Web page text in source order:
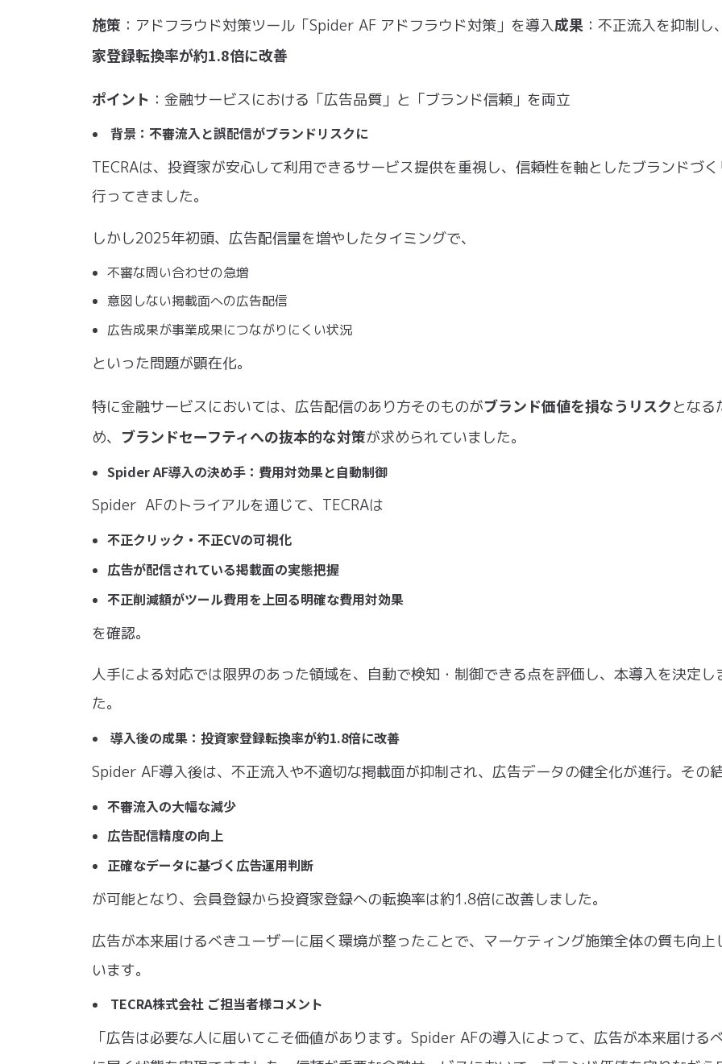
施策 ：アドフラウド対策ツール「Spider AF アドフラウド対策」を導⼊成果：不正流⼊を抑制し
家登録転換率が約1.8倍に改善
ポイント ：⾦融サービスにおける「広告品質」と「ブランド信頼」を両⽴
​背景：不審流⼊と誤配信がブランドリスクに
TECRAは、投資家が安⼼して利⽤できるサービス提供を重視し、信頼性を軸としたブランドづ
⾏ってきました。
しかし2025年初頭、広告配信量を増やしたタイミングで、
不審な問い合わせの急増
意図しない掲載⾯への広告配信
広告成果が事業成果につながりにくい状況
といった問題が顕在化。
特に⾦融サービスにおいては、広告配信のあり⽅そのものがブランド価値を損なうリスクとなる
め、 ブランドセーフティへの抜本的な対策が求められていました。
​Spider AF導⼊の決め⼿：費⽤対効果と⾃動制御
Spider AFのトライアルを通じて、TECRAは
不正クリック・不正CVの可視化
広告が配信されている掲載⾯の実態把握
不正削減額がツール費⽤を上回る明確な費⽤対効果
を確認。
⼈⼿による対応では限界のあった領域を、⾃動で検知・制御できる点を評価し、本導⼊を決定し
た。
​導⼊後の成果：投資家登録転換率が約1.8倍に改善
Spider AF導⼊後は、不正流⼊や不適切な掲載⾯が抑制され、広告データの健全化が進⾏。その
不審流⼊の⼤幅な減少
広告配信精度の向上
正確なデータに基づく広告運⽤判断
が可能となり、会員登録から投資家登録への転換率は約1.8倍に改善しました。
広告が本来届けるべきユーザーに届く環境が整ったことで、マーケティング施策全体の質も向上
います。
​TECRA株式会社 ご担当者様コメント
「広告は必要な⼈に届いてこそ価値があります。Spider AFの導⼊によって、広告が本来届ける